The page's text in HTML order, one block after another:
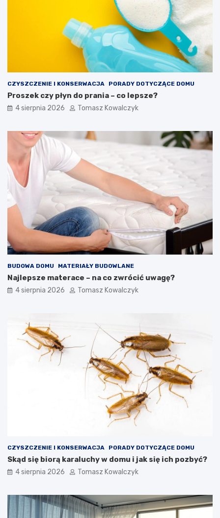
CZYSZCZENIE I KONSERWACJA PORADY DOTYCZĄCE DOMU
Proszek czy płyn do prania – co lepsze?
4 sierpnia 2026 Tomasz Kowalczyk
BUDOWA DOMU MATERIAŁY BUDOWLANE
Najlepsze materace – na co zwrócić uwagę?
4 sierpnia 2026 Tomasz Kowalczyk
CZYSZCZENIE I KONSERWACJA PORADY DOTYCZĄCE DOMU
Skąd się biorą karaluchy w domu i jak się ich pozbyć?
4 sierpnia 2026 Tomasz Kowalczyk